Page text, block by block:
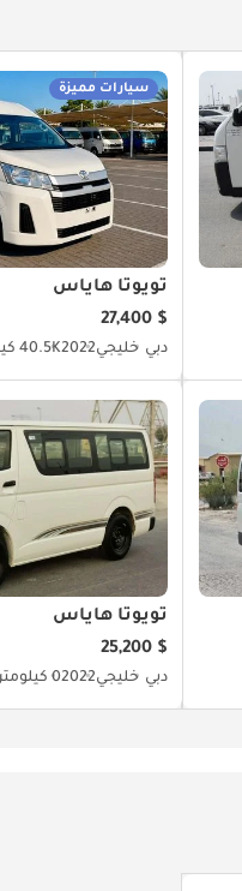
سيارات مميزة
تويوتا هاياس
$ 27,400
دبي خليجي202240.5K كيلومتر
تويوتا هاياس
$ 25,200
دبي خليجي20220 كيلومتر